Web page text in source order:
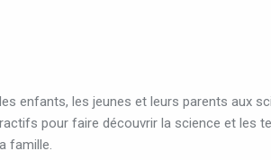
enfants, les jeunes et leurs parents aux
pour faire découvrir la science et les
famille.